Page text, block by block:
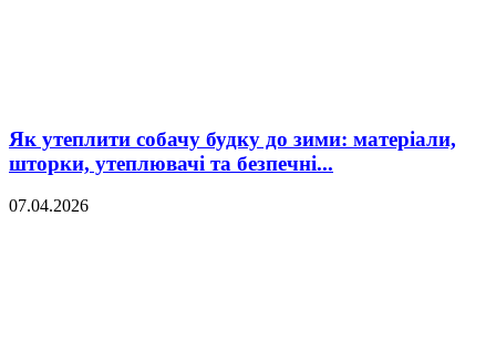
Як утеплити собачу будку до зими: матеріали,
шторки, утеплювачі та безпечні...
07.04.2026